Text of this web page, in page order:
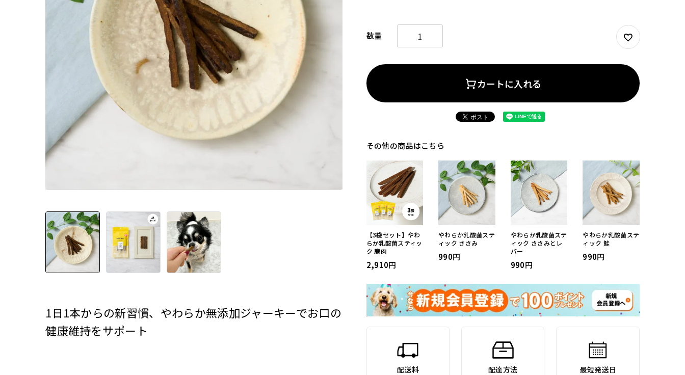
1日1本からの新習慣、やわらか無添加ジャーキーでお口の
健康維持をサポート
カートに入れる
その他の商品はこちら
【3袋セット】やわ
らか乳酸菌スティッ
ク 鹿肉
2,910
やわらか乳酸菌ステ
ィック ささみ
990
やわらか乳酸菌ステ
ィック ささみとレ
バー
990
やわらか乳酸菌ステ
ィック 鮭
990
配送料 配達方法 最短発送日